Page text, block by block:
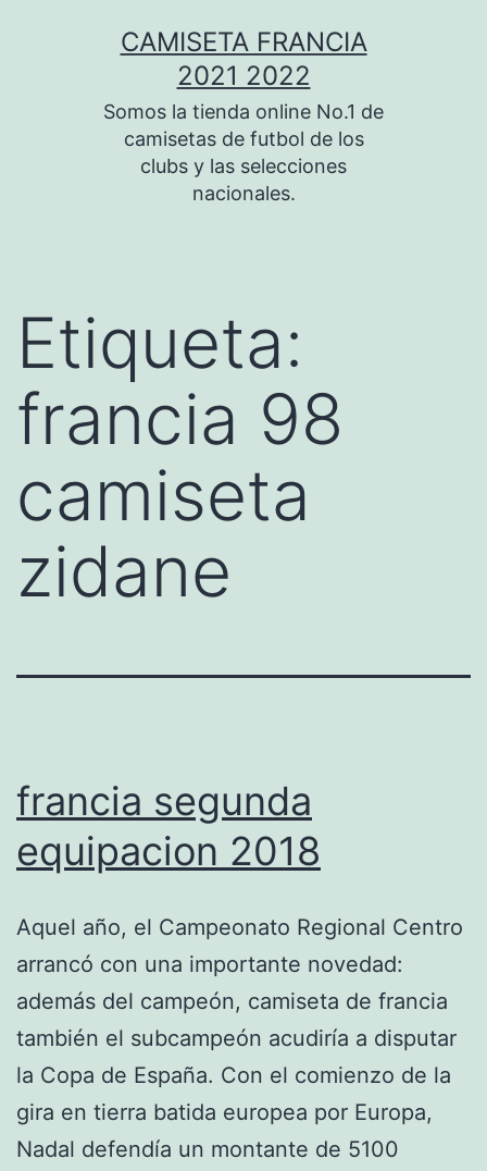
CAMISETA FRANCIA
2021 2022
Somos la tienda online No.1 de
camisetas de futbol de los
clubs y las selecciones
nacionales.
Etiqueta:
francia 98
camiseta
zidane
francia segunda
equipacion 2018
Aquel año, el Campeonato Regional Centro
arrancó con una importante novedad:
además del campeón, camiseta de francia
también el subcampeón acudiría a disputar
la Copa de España. Con el comienzo de la
gira en tierra batida europea por Europa,
Nadal defendía un montante de 5100